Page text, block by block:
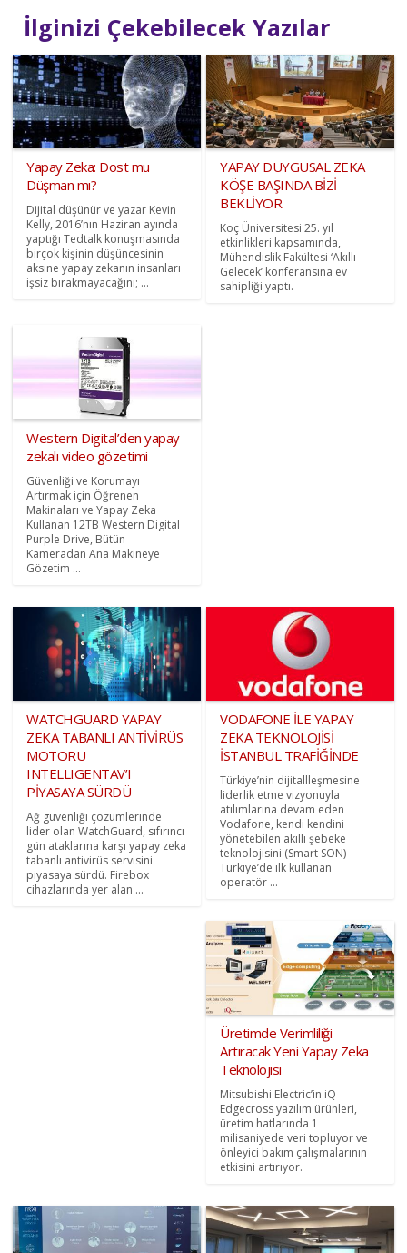
İlginizi Çekebilecek Yazılar
Yapay Zeka: Dost mu
Düşman mı?
Dijital düşünür ve yazar Kevin
Kelly, 2016’nın Haziran ayında
yaptığı Tedtalk konuşmasında
birçok kişinin düşüncesinin
aksine yapay zekanın insanları
işsiz bırakmayacağını; ...
YAPAY DUYGUSAL ZEKA
KÖŞE BAŞINDA BİZİ
BEKLİYOR
Koç Üniversitesi 25. yıl
etkinlikleri kapsamında,
Mühendislik Fakültesi ‘Akıllı
Gelecek’ konferansına ev
sahipliği yaptı.
Western Digital’den yapay
zekalı video gözetimi
Güvenliği ve Korumayı
Artırmak için Öğrenen
Makinaları ve Yapay Zeka
Kullanan 12TB Western Digital
Purple Drive, Bütün
Kameradan Ana Makineye
Gözetim ...
WATCHGUARD YAPAY
ZEKA TABANLI ANTİVİRÜS
MOTORU
INTELLIGENTAV’I
PİYASAYA SÜRDÜ
Ağ güvenliği çözümlerinde
lider olan WatchGuard, sıfırıncı
gün ataklarına karşı yapay zeka
tabanlı antivirüs servisini
piyasaya sürdü. Firebox
cihazlarında yer alan ...
VODAFONE İLE YAPAY
ZEKA TEKNOLOJİSİ
İSTANBUL TRAFİĞİNDE
Türkiye’nin dijitallleşmesine
liderlik etme vizyonuyla
atılımlarına devam eden
Vodafone, kendi kendini
yönetebilen akıllı şebeke
teknolojisini (Smart SON)
Türkiye’de ilk kullanan
operatör ...
Üretimde Verimliliği
Artıracak Yeni Yapay Zeka
Teknolojisi
Mitsubishi Electric’in iQ
Edgecross yazılım ürünleri,
üretim hatlarında 1
milisaniyede veri topluyor ve
önleyici bakım çalışmalarının
etkisini artırıyor.